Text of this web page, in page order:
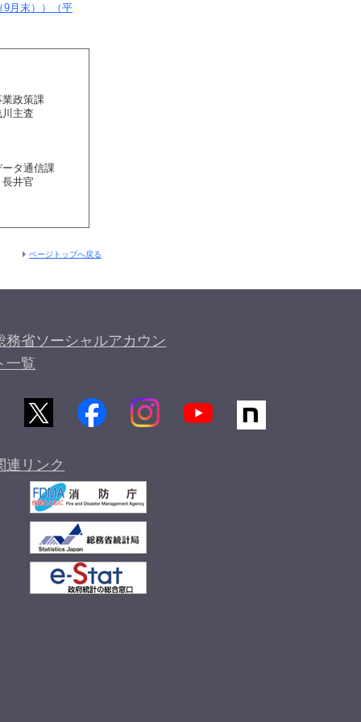
9月末））（平
政策課
主査
タ通信課
井官
ページトップへ戻る
務省ソーシャルアカウン
一覧
連リンク